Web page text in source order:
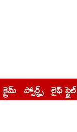
క్రైమ్ స్పోర్ట్స్ లైఫ్ స్టైల్